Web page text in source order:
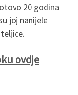
20 godina
joj nanijele
ovdje